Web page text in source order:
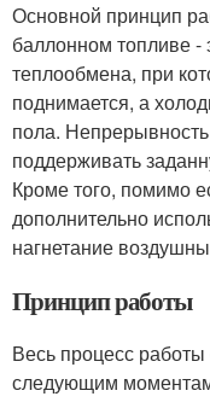
Основной принцип
баллонном топливе -
теплообмена, при
поднимается, а
пола.
поддерживать
Кроме того, помимо
дополнительно
нагнетание
Принцип работы
Весь процесс
следующим